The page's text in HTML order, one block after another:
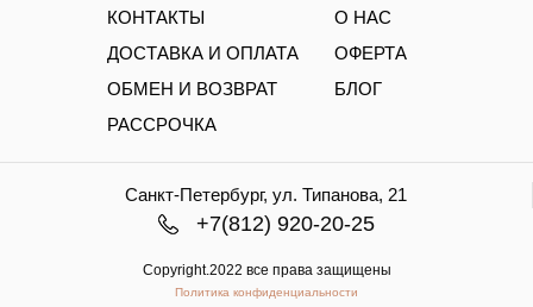
КОНТАКТЫ
ДОСТАВКА И ОПЛАТА
ОБМЕН И ВОЗВРАТ
РАССРОЧКА
О НАС
ОФЕРТА
БЛОГ
Санкт-Петербург, ул. Типанова, 21
+7(812) 920-20-25
Copyright.2022 все права защищены
Политика конфиденциальности